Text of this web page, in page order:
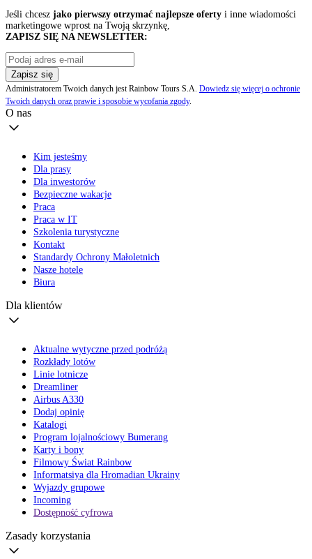
Jeśli chcesz jako pierwszy otrzymać najlepsze oferty i inne wiadomości
marketingowe wprost na Twoją skrzynkę,
ZAPISZ SIĘ NA NEWSLETTER:
Zapisz się
Administratorem Twoich danych jest Rainbow Tours S.A. Dowiedz się więcej o ochronie
Twoich danych oraz prawie i sposobie wycofania zgody.
O nas
Kim jesteśmy
Dla prasy
Dla inwestorów
Bezpieczne wakacje
Praca
Praca w IT
Szkolenia turystyczne
Kontakt
Standardy Ochrony Małoletnich
Nasze hotele
Biura
Dla klientów
Aktualne wytyczne przed podróżą
Rozkłady lotów
Linie lotnicze
Dreamliner
Airbus A330
Dodaj opinię
Katalogi
Program lojalnościowy Bumerang
Karty i bony
Filmowy Świat Rainbow
Informatsiya dla Hromadian Ukrainy
Wyjazdy grupowe
Incoming
Dostępność cyfrowa
Zasady korzystania